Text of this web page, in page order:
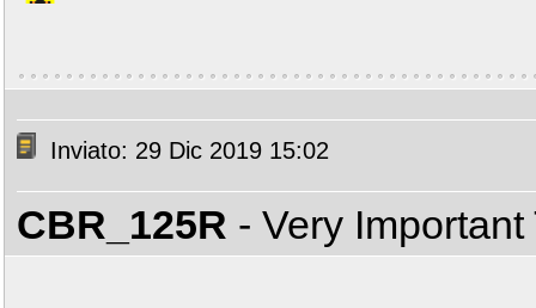
Inviato: 29 Dic 2019 15:02
CBR_125R - Very